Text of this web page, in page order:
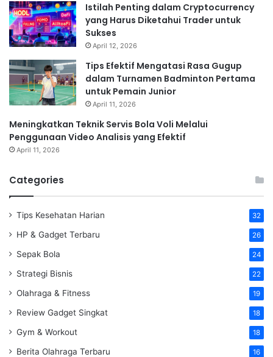
Istilah Penting dalam Cryptocurrency
yang Harus Diketahui Trader untuk
Sukses
April 12, 2026
Tips Efektif Mengatasi Rasa Gugup
dalam Turnamen Badminton Pertama
untuk Pemain Junior
April 11, 2026
Meningkatkan Teknik Servis Bola Voli Melalui
Penggunaan Video Analisis yang Efektif
April 11, 2026
Categories
Tips Kesehatan Harian 32
HP & Gadget Terbaru 26
Sepak Bola 24
Strategi Bisnis 22
Olahraga & Fitness 19
Review Gadget Singkat 18
Gym & Workout 18
Berita Olahraga Terbaru 16